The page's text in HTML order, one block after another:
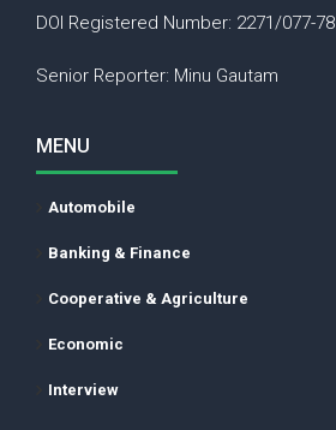
DOI Registered Number: 2271/077-78
Senior Reporter: Minu Gautam
MENU
Automobile
Banking & Finance
Cooperative & Agriculture
Economic
Interview